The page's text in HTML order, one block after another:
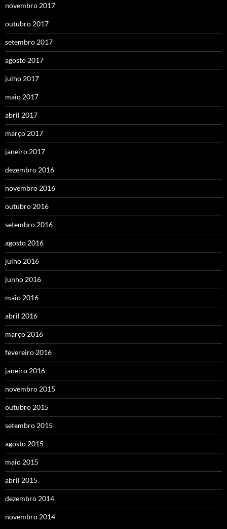
novembro 2017
outubro 2017
setembro 2017
agosto 2017
julho 2017
maio 2017
abril 2017
março 2017
janeiro 2017
dezembro 2016
novembro 2016
outubro 2016
setembro 2016
agosto 2016
julho 2016
junho 2016
maio 2016
abril 2016
março 2016
fevereiro 2016
janeiro 2016
novembro 2015
outubro 2015
setembro 2015
agosto 2015
maio 2015
abril 2015
dezembro 2014
novembro 2014